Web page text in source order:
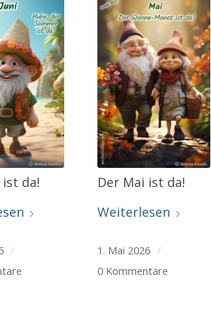
ist da!
/
Der Mai ist da!
Weiterlesen
1. Mai 2026 /
0 Kommentare